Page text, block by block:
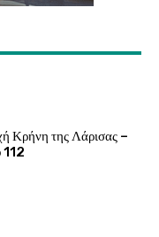
Κρήνη της Λάρισας –
112